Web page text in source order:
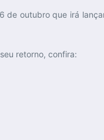
outubro que irá
retorno, confira: